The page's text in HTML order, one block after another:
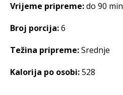
Vrijeme pripreme:do 90 min
Broj porcija:6
Težina pripreme:Srednje
Kalorija po osobi:528